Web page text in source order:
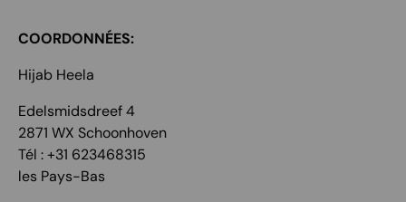
COORDONNÉES:
Hijab Heela
Edelsmidsdreef 4
2871 WX Schoonhoven
Tél : +31 623468315
les Pays-Bas